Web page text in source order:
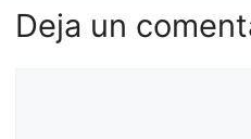
Deja un